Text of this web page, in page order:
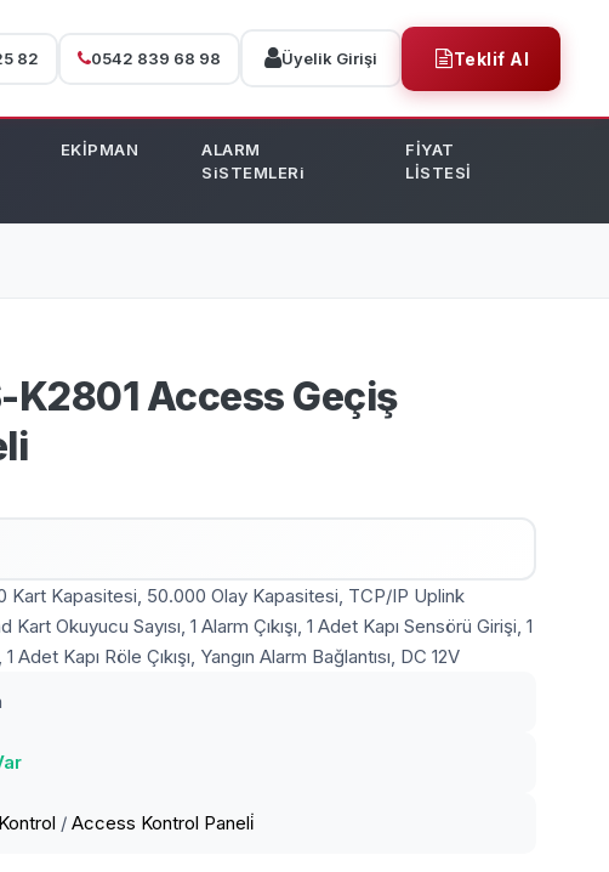
82 0542 839 68 98 Üyelik Girişi Teklif Al
EKİPMAN
ALARM
SiSTEMLERi
FİYAT
LİSTESİ
K2801 Access Geçiş
Kart Kapasitesi, 50.000 Olay Kapasitesi, TCP/IP Uplink
Okuyucu Sayısı, 1 Alarm Çıkışı, 1 Adet Kapı Sensörü Girişi, 1
Adet Kapı Röle Çıkışı, Yangın Alarm Bağlantısı, DC 12V
/Access Kontrol Paneli̇